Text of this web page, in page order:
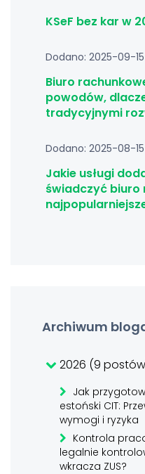
KSeF bez kar w
Dodano: 2025-09-15
Biuro
powodów,
tradycyjnymi
Dodano: 2025-08-15
Jakie usługi
świadczyć biuro
Archiwum
2026 (9
Jak
estoński CIT:
wymogi i ryzyka
Kontrola
legalnie
wkracza ZUS?